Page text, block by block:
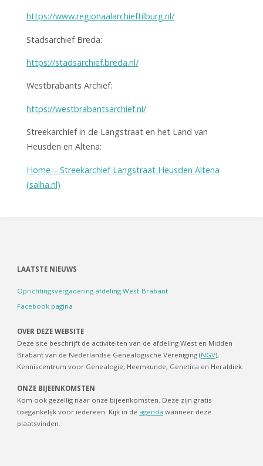
https://www.regionaalarchieftilburg.nl/
Stadsarchief Breda:
https://stadsarchief.breda.nl/
Westbrabants Archief:
https://westbrabantsarchief.nl/
Streekarchief in de Langstraat en het Land van
Heusden en Altena:
Home – Streekarchief Langstraat Heusden Altena
(salha.nl)
LAATSTE NIEUWS
Oprichtingsvergadering afdeling West-Brabant
Facebook pagina
OVER DEZE WEBSITE
Deze site beschrijft de activiteiten van de afdeling West en Midden
Brabant van de Nederlandse Genealogische Vereniging (NGV),
Kenniscentrum voor Genealogie, Heemkunde, Genetica en Heraldiek.
ONZE BIJEENKOMSTEN
Kom ook gezellig naar onze bijeenkomsten. Deze zijn gratis
toegankelijk voor iedereen. Kijk in de agenda wanneer deze
plaatsvinden.